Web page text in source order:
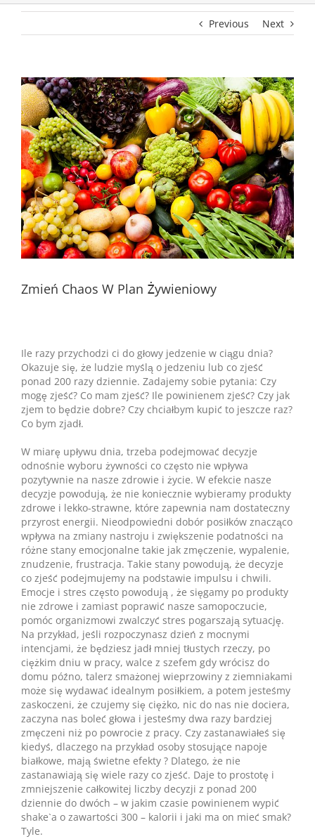
Previous Next
Zmień Chaos W Plan Żywieniowy
Ile razy przychodzi ci do głowy jedzenie w ciągu dnia?
Okazuje się, że ludzie myślą o jedzeniu lub co zjeść
ponad 200 razy dziennie. Zadajemy sobie pytania: Czy
mogę zjeść? Co mam zjeść? Ile powinienem zjeść? Czy jak
zjem to będzie dobre? Czy chciałbym kupić to jeszcze raz?
Co bym zjadł.
W miarę upływu dnia, trzeba podejmować decyzje
odnośnie wyboru żywności co często nie wpływa
pozytywnie na nasze zdrowie i życie. W efekcie nasze
decyzje powodują, że nie koniecznie wybieramy produkty
zdrowe i lekko-strawne, które zapewnia nam dostateczny
przyrost energii. Nieodpowiedni dobór posiłków znacząco
wpływa na zmiany nastroju i zwiększenie podatności na
różne stany emocjonalne takie jak zmęczenie, wypalenie,
znudzenie, frustracja. Takie stany powodują, że decyzje
co zjeść podejmujemy na podstawie impulsu i chwili.
Emocje i stres często powodują , że sięgamy po produkty
nie zdrowe i zamiast poprawić nasze samopoczucie,
pomóc organizmowi zwalczyć stres pogarszają sytuację.
Na przykład, jeśli rozpoczynasz dzień z mocnymi
intencjami, że będziesz jadł mniej tłustych rzeczy, po
ciężkim dniu w pracy, walce z szefem gdy wrócisz do
domu późno, talerz smażonej wieprzowiny z ziemniakami
może się wydawać idealnym posiłkiem, a potem jesteśmy
zaskoczeni, że czujemy się ciężko, nic do nas nie dociera,
zaczyna nas boleć głowa i jesteśmy dwa razy bardziej
zmęczeni niż po powrocie z pracy. Czy zastanawiałeś się
kiedyś, dlaczego na przykład osoby stosujące napoje
białkowe, mają świetne efekty ? Dlatego, że nie
zastanawiają się wiele razy co zjeść. Daje to prostotę i
zmniejszenie całkowitej liczby decyzji z ponad 200
dziennie do dwóch – w jakim czasie powinienem wypić
shake`a o zawartości 300 – kalorii i jaki ma on mieć smak?
Tyle.